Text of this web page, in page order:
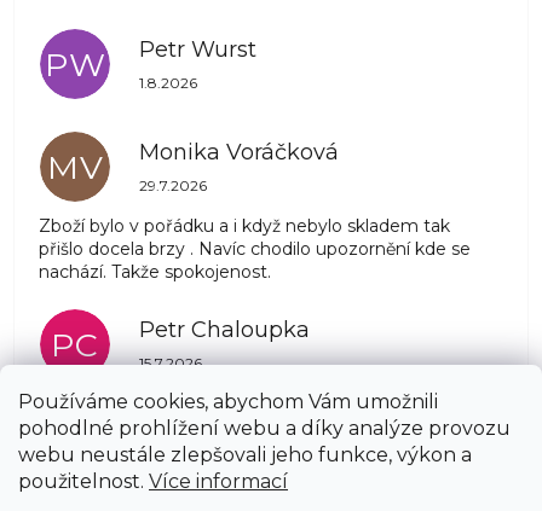
Používáme cookies, abychom Vám umožnili
pohodlné prohlížení webu a díky analýze provozu
webu neustále zlepšovali jeho funkce, výkon a
použitelnost. Více informací
PW Petr Wurst
Hodnocení obchodu je 5 z 5 hvězdiček.
1.8.2026
MV Monika Voráčková
Hodnocení obchodu je 5 z 5 hvězdiček.
29.7.2026
Zboží bylo v pořádku a i když nebylo skladem tak
přišlo docela brzy . Navíc chodilo upozornění kde se
nachází. Takže spokojenost.
PC Petr Chaloupka
Hodnocení obchodu je 5 z 5 hvězdiček.
15.7.2026
Zobrazit další hodnocení